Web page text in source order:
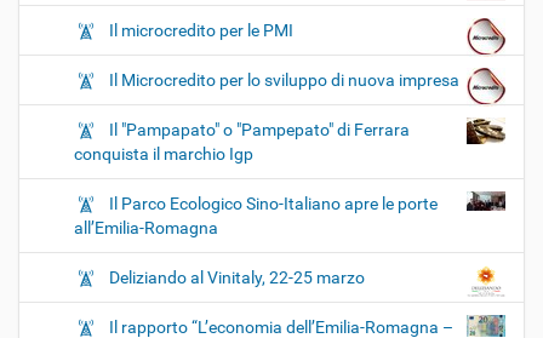
Il microcredito per le PMI
Il Microcredito per lo sviluppo di nuova impresa
Il "Pampapato" o "Pampepato" di Ferrara
conquista il marchio Igp
Il Parco Ecologico Sino-Italiano apre le porte
all’Emilia-Romagna
Deliziando al Vinitaly, 22-25 marzo
Il rapporto “L’economia dell’Emilia-Romagna –